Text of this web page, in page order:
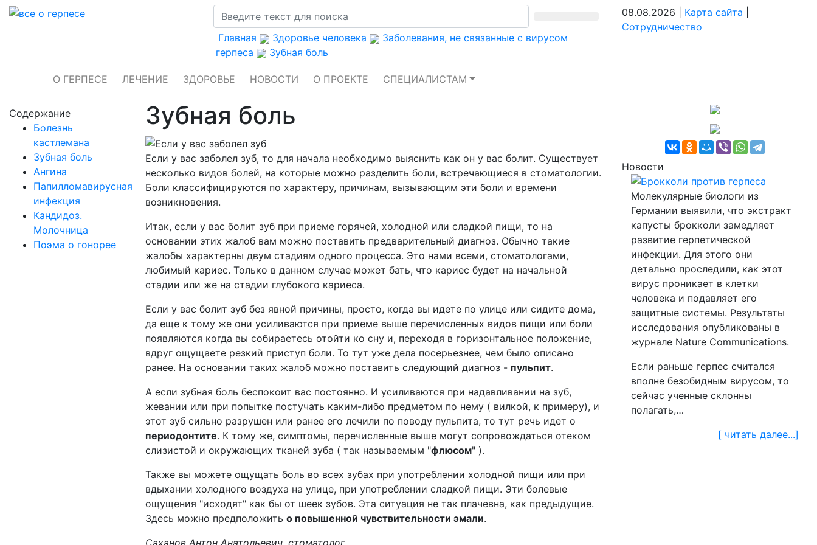
Главная Здоровье человека
Заболевания, не связанные с вирусом
герпеса
Зубная боль
08.08.2026 | Карта сайта
Сотрудничество
О ГЕРПЕСЕ ЛЕЧЕНИЕ ЗДОРОВЬЕ НОВОСТИ О ПРОЕКТЕ СПЕЦИАЛИСТАМ
Зубная боль
Если у вас заболел зуб, то для начала необходимо выяснить как он у вас болит. Существует
несколько видов болей, на которые можно разделить боли, встречающиеся в стоматологии.
Боли классифицируются по характеру, причинам, вызывающим эти боли и времени
возникновения.
Итак, если у вас болит зуб при приеме горячей, холодной или сладкой пищи, то на
основании этих жалоб вам можно поставить предварительный диагноз. Обычно такие
жалобы характерны двум стадиям одного процесса. Это нами всеми, стоматологами,
любимый кариес. Только в данном случае может бать, что кариес будет на начальной
стадии или же на стадии глубокого кариеса.
Если у вас болит зуб без явной причины, просто, когда вы идете по улице или сидите дома,
да еще к тому же они усиливаются при приеме выше перечисленных видов пищи или боли
появляются когда вы собираетесь отойти ко сну и, переходя в горизонтальное положение,
вдруг ощущаете резкий приступ боли. То тут уже дела посерьезнее, чем было описано
ранее. На основании таких жалоб можно поставить следующий диагноз - пульпит.
А если зубная боль беспокоит вас постоянно. И усиливаются при надавливании на зуб,
жевании или при попытке постучать каким-либо предметом по нему ( вилкой, к примеру), и
этот зуб сильно разрушен или ранее его лечили по поводу пульпита, то тут речь идет о
периодонтите. К тому же, симптомы, перечисленные выше могут сопровождаться отеком
слизистой и окружающих тканей зуба ( так называемым "флюсом" ).
Также вы можете ощущать боль во всех зубах при употреблении холодной пищи или при
вдыхании холодного воздуха на улице, при употреблении сладкой пищи. Эти болевые
ощущения "исходят" как бы от шеек зубов. Эта ситуация не так плачевна, как предыдущие.
Здесь можно предположить о повышенной чувствительности эмали.
Саханов Антон Анатольевич, стоматолог
Содержание
Болезнь
кастлемана
Зубная боль
Ангина
Папилломавирусная
инфекция
Кандидоз.
Молочница
Поэма о гонорее
Новости
Брокколи против герпеса
Молекулярные биологи из
Германии выявили, что экстракт
капусты брокколи замедляет
развитие герпетической
инфекции. Для этого они
детально проследили, как этот
вирус проникает в клетки
человека и подавляет его
защитные системы. Результаты
исследования опубликованы в
журнале Nature Communications.
Если раньше герпес считался
вполне безобидным вирусом, то
сейчас ученные склонны
полагать,…
[ читать далее...]